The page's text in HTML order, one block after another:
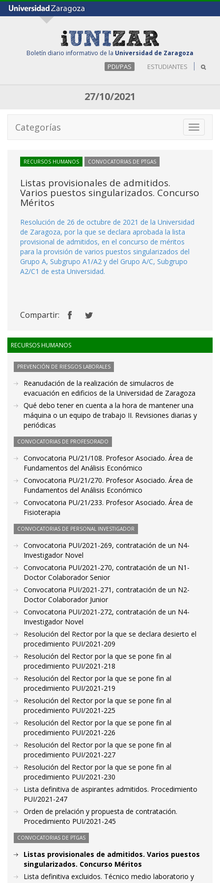
Boletín diario informativo de la Universidad de Zaragoza
PDI/PAS ESTUDIANTES
27/10/2021
Toggle
Categorías
RECURSOS HUMANOS CONVOCATORIAS DE PTGAS
Listas provisionales de admitidos.
Varios puestos singularizados. Concurso
Méritos
Resolución de 26 de octubre de 2021 de la Universidad
de Zaragoza, por la que se declara aprobada la lista
provisional de admitidos, en el concurso de méritos
para la provisión de varios puestos singularizados del
Grupo A, Subgrupo A1/A2 y del Grupo A/C, Subgrupo
A2/C1 de esta Universidad.
Compartir:
RECURSOS HUMANOS
PREVENCIÓN DE RIESGOS LABORALES
Reanudación de la realización de simulacros de
evacuación en edificios de la Universidad de Zaragoza
Qué debo tener en cuenta a la hora de mantener una
máquina o un equipo de trabajo II. Revisiones diarias y
periódicas
CONVOCATORIAS DE PROFESORADO
Convocatoria PU/21/108. Profesor Asociado. Área de
Fundamentos del Análisis Económico
Convocatoria PU/21/270. Profesor Asociado. Área de
Fundamentos del Análisis Económico
Convocatoria PU/21/233. Profesor Asociado. Área de
Fisioterapia
CONVOCATORIAS DE PERSONAL INVESTIGADOR
Convocatoria PUI/2021-269, contratación de un N4-
Investigador Novel
Convocatoria PUI/2021-270, contratación de un N1-
Doctor Colaborador Senior
Convocatoria PUI/2021-271, contratación de un N2-
Doctor Colaborador Junior
Convocatoria PUI/2021-272, contratación de un N4-
Investigador Novel
Resolución del Rector por la que se declara desierto el
procedimiento PUI/2021-209
Resolución del Rector por la que se pone fin al
procedimiento PUI/2021-218
Resolución del Rector por la que se pone fin al
procedimiento PUI/2021-219
Resolución del Rector por la que se pone fin al
procedimiento PUI/2021-225
Resolución del Rector por la que se pone fin al
procedimiento PUI/2021-226
Resolución del Rector por la que se pone fin al
procedimiento PUI/2021-227
Resolución del Rector por la que se pone fin al
procedimiento PUI/2021-230
Lista definitiva de aspirantes admitidos. Procedimiento
PUI/2021-247
Orden de prelación y propuesta de contratación.
Procedimiento PUI/2021-245
CONVOCATORIAS DE PTGAS
Listas provisionales de admitidos. Varios puestos
singularizados. Concurso Méritos
Lista definitiva excluidos. Técnico medio laboratorio y